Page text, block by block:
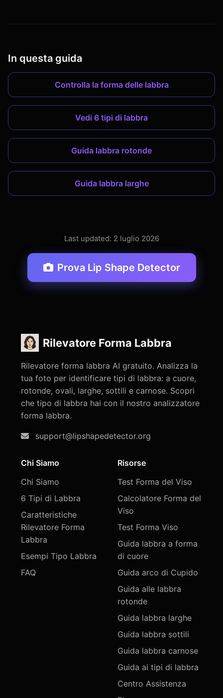
In questa guida
Controlla la forma delle labbra
Vedi 6 tipi di labbra
Guida labbra rotonde
Guida labbra larghe
Last updated: 2 luglio 2026
Prova Lip Shape Detector
Rilevatore Forma Labbra
Rilevatore forma labbra AI gratuito. Analizza la
tua foto per identificare tipi di labbra: a cuore,
rotonde, ovali, larghe, sottili e carnose. Scopri
che tipo di labbra hai con il nostro analizzatore
forma labbra.
support@lipshapedetector.org
Chi Siamo
Chi Siamo
6 Tipi di Labbra
Caratteristiche
Rilevatore Forma
Labbra
Esempi Tipo Labbra
FAQ
Risorse
Test Forma del Viso
Calcolatore Forma del
Viso
Test Forma Viso
Guida labbra a forma
di cuore
Guida arco di Cupido
Guida alle labbra
rotonde
Guida labbra larghe
Guida labbra sottili
Guida labbra carnose
Guida ai tipi di labbra
Centro Assistenza